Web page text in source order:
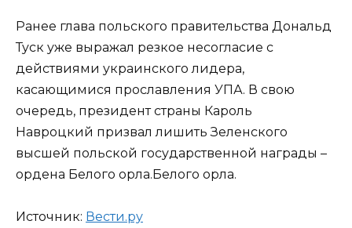
Ранее глава польского правительства Дональд
Туск уже выражал резкое несогласие с
действиями украинского лидера,
касающимися прославления УПА. В свою
очередь, президент страны Кароль
Навроцкий призвал лишить Зеленского
высшей польской государственной награды –
ордена Белого орла.Белого орла.
Источник: Вести.ру